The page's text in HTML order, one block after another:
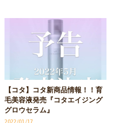
【コタ】コタ新商品情報！！育
毛美容液発売『コタエイジング
グロウセラム』